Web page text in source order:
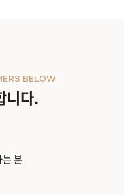
니다.
BELOW
는 분